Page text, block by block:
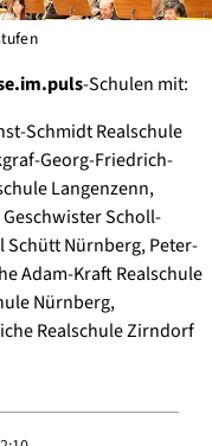
-Schulen mit:
Schmidt Realschule
Georg-Friedrich-
Langenzenn,
Scholl-
Schütt Nürnberg, Peter-
Adam-Kraft Realschule
Nürnberg,
Realschule Zirndorf